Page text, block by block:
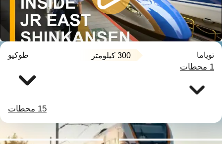
توياما 300 كيلومتر طوكيو
1 محطات
15 محطات